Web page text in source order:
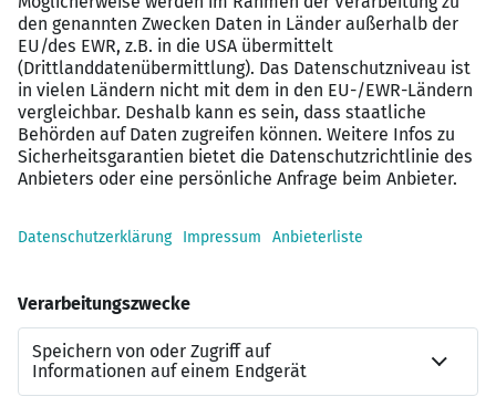
gerne das Team Bewerberservice telefonisch unterzur
Verf&uuml;gung.
Auf unserer Karriereseite k&ouml;nnen Sie sich ein
erstes Bild von der Stadt Regensburg als Arbeitgeber
machen sowie mehr zu unserem Bewerbungsprozess
erfahren.
Haben wir Ihr Interesse geweckt?
Dann freuen wir uns &uuml;ber Ihre Bewerbung
f&uuml;r die Stellen-Nr. 61-02:3868
mit vollst&auml;ndigen und aussagekr&auml;ftigen
Unterlagen &uuml;ber unser Online-Bewerberportal.